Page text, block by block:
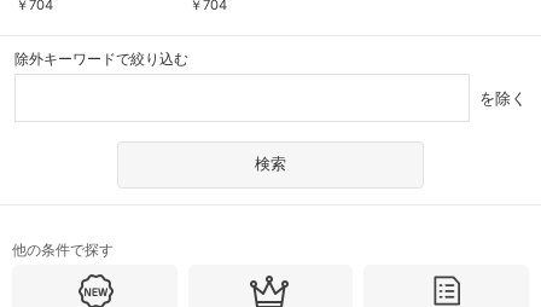
￥704
￥704
除外キーワードで絞り込む
を除く
他の条件で探す